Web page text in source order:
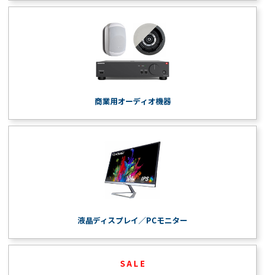
商業用オーディオ機器
液晶ディスプレイ／PCモニター
S A L E